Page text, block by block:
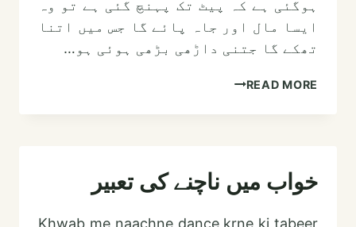
ہوگئی ہے کہ پیٹ تک پہنچ گئی ہے تو وہ
ایسا مال اور جاہ پائے گا جس میں اتنا
تھکے گا جتنی داڑھی بڑھی ہوئی ہو…
READ MOREخواب
خواب میں ناچنے کی تعبیر
Khwab me naachne dance krne ki tabeer